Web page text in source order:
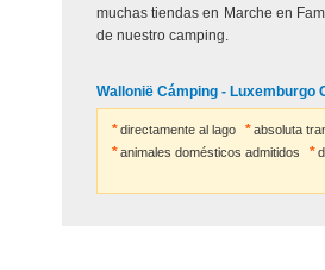
muchas tiendas en Marche en
de nuestro camping.
Wallonië Cámping - Luxemburgo
directamente al lago absoluta
animales domésticos admitidos